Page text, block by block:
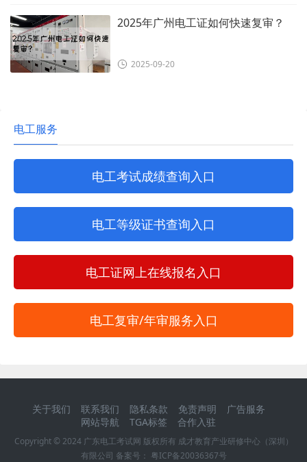
2025年广州电工证如何快速复审？
2025-09-20
电工服务
电工考试成绩查询入口
电工等级证书查询入口
电工证网上在线报名入口
电工复审/年审服务入口
关于我们 联系我们 隐私条款 免责声明
广告服务
网站导航
TGA标签 合作入驻
Copyright © 2024 广东电工考试网 版权所有 成才教育产业研修中心（深圳）
有限公司 备案号： 粤ICP备20036367号